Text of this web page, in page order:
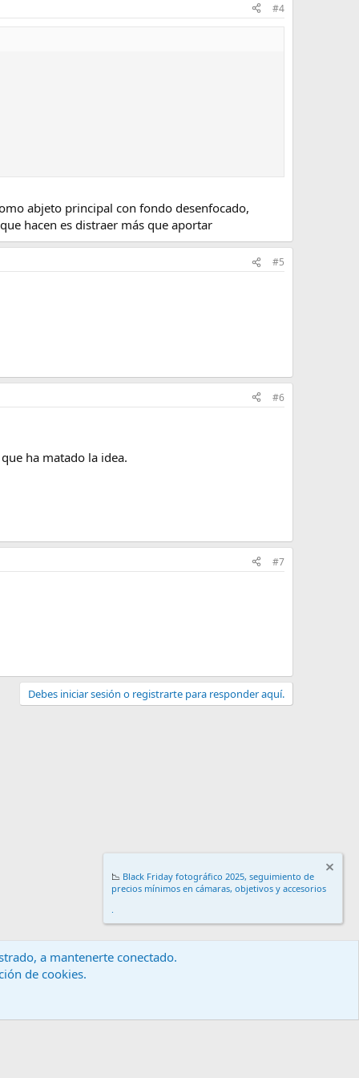
#4
abjeto principal con fondo desenfocado,
hacen es distraer más que aportar
#5
#6
ha matado la idea.
#7
Debes iniciar sesión o registrarte para responder aquí.
y reglas
📉 Black Friday fotográfico 2025, seguimiento de
precios mínimos en cámaras, objetivos y accesorios
.
a mantenerte conectado.
de cookies.